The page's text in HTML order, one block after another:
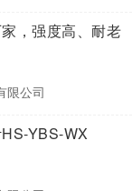
，强度高、耐老
限公司
YBS-WX